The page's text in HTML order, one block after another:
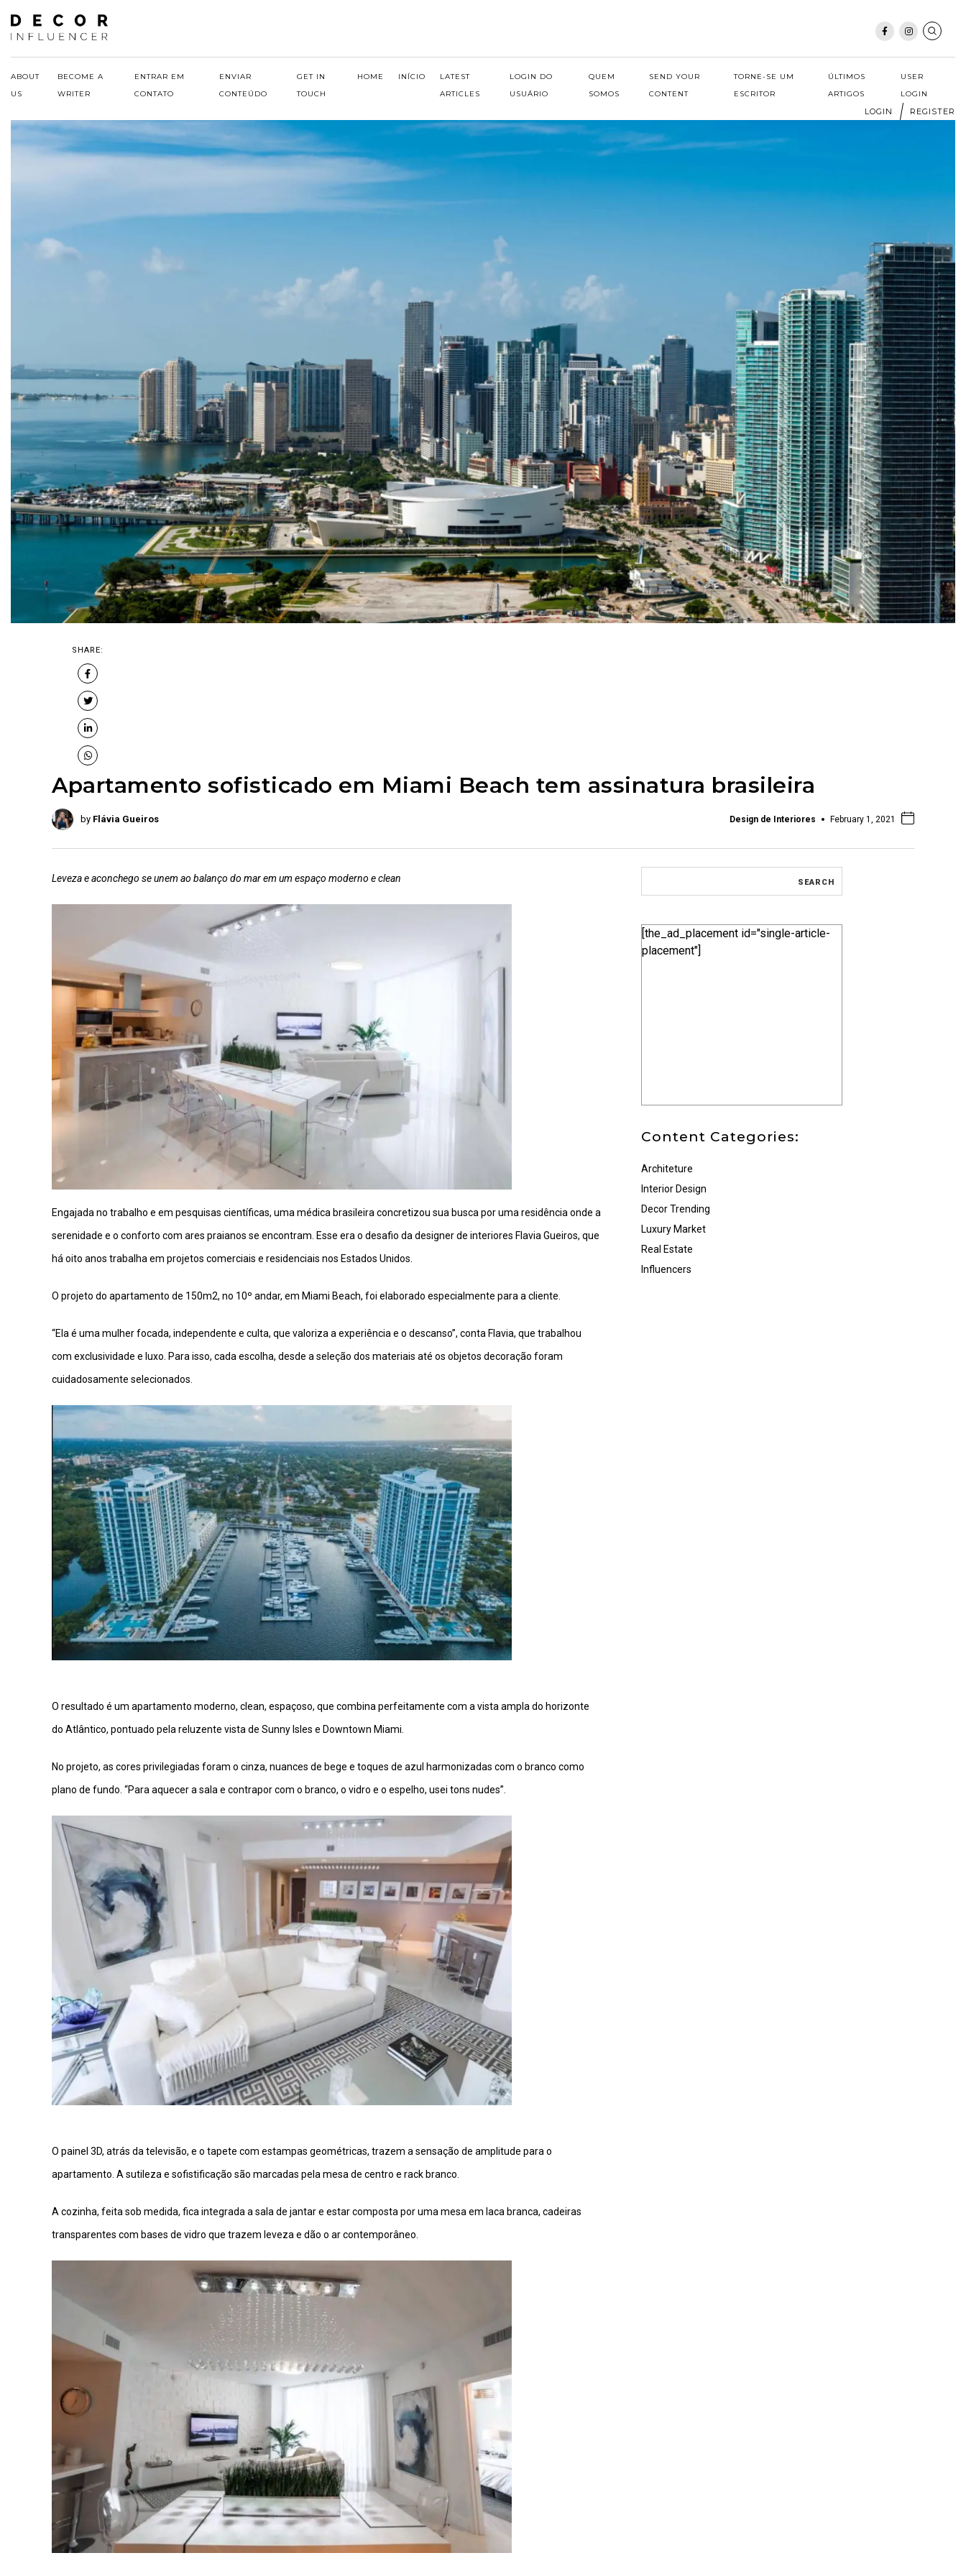
Skip
content
ABOUT
US
BECOME A
WRITER
ENTRAR EM
CONTATO
ENVIAR
CONTEÚDO
GET IN
TOUCH
HOME INÍCIO
LATEST
ARTICLES
LOGIN DO
USUÁRIO
QUEM
SOMOS
SEND YOUR
CONTENT
TORNE-SE UM
ESCRITOR
ÚLTIMOS
ARTIGOS
USER
LOGIN
LOGIN REGISTER
SHARE:
Apartamento sofisticado em Miami Beach tem assinatura brasileira
by Flávia Gueiros Design de Interiores February 1, 2021
Leveza e aconchego se unem ao balanço do mar em um espaço moderno e clean
Engajada no trabalho e em pesquisas científicas, uma médica brasileira concretizou sua busca por uma residência onde a
serenidade e o conforto com ares praianos se encontram. Esse era o desafio da designer de interiores Flavia Gueiros, que
há oito anos trabalha em projetos comerciais e residenciais nos Estados Unidos.
O projeto do apartamento de 150m2, no 10º andar, em Miami Beach, foi elaborado especialmente para a cliente.
“Ela é uma mulher focada, independente e culta, que valoriza a experiência e o descanso”, conta Flavia, que trabalhou
com exclusividade e luxo. Para isso, cada escolha, desde a seleção dos materiais até os objetos decoração foram
cuidadosamente selecionados.
O resultado é um apartamento moderno, clean, espaçoso, que combina perfeitamente com a vista ampla do horizonte
do Atlântico, pontuado pela reluzente vista de Sunny Isles e Downtown Miami.
No projeto, as cores privilegiadas foram o cinza, nuances de bege e toques de azul harmonizadas com o branco como
plano de fundo. “Para aquecer a sala e contrapor com o branco, o vidro e o espelho, usei tons nudes”.
O painel 3D, atrás da televisão, e o tapete com estampas geométricas, trazem a sensação de amplitude para o
apartamento. A sutileza e sofistificação são marcadas pela mesa de centro e rack branco.
A cozinha, feita sob medida, fica integrada a sala de jantar e estar composta por uma mesa em laca branca, cadeiras
transparentes com bases de vidro que trazem leveza e dão o ar contemporâneo.
[the_ad_placement id="single-article-
placement"]
Content Categories:
Architeture
Interior Design
Decor Trending
Luxury Market
Real Estate
Influencers